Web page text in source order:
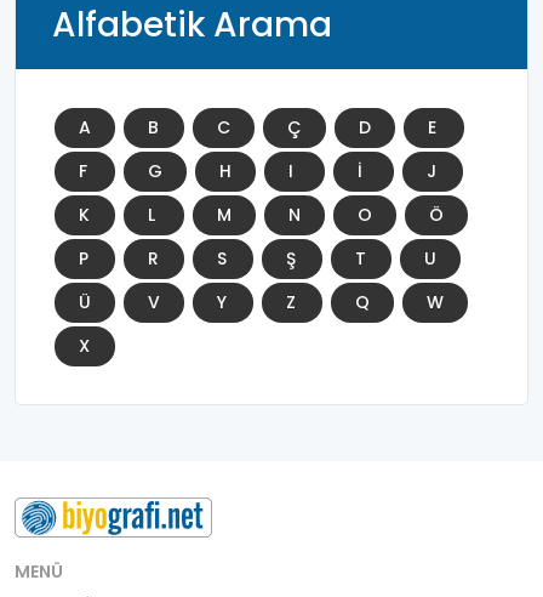
Alfabetik Arama
A B C Ç D
E
F
G H I İ
J
K
L M N O
Ö
P
R S Ş T
U
Ü
V Y Z Q
W
X
MENÜ